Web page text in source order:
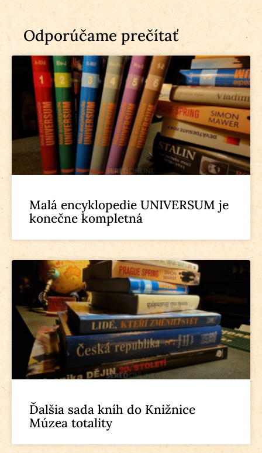
Odporúčame prečítať
Malá encyklopedie UNIVERSUM je
konečne kompletná
Ďalšia sada kníh do Knižnice
Múzea totality